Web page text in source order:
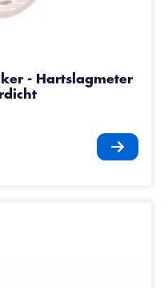
- Hartslagmeter